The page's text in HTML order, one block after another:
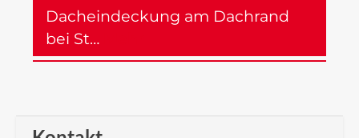
Dacheindeckung am Dachrand
bei St…